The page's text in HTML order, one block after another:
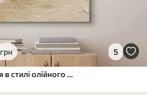
грн 5
морське узбережжя в стилі олійного живопису